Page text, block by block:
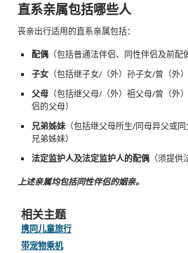
直系亲属包括哪些人
丧亲出行适用的直系亲属包括：
配偶 （包括普通法伴侣、同性伴侣及前配
子女 （包括继子女/（外）孙子女/曾（外）
父母 （包括继父母/（外）祖父母/曾（外
侣的父母）
兄弟姊妹 （包括继父母所生/同母异父或
兄弟姊妹）
法定监护人及法定监护人的配偶 （须提供
上述亲属均包括同性伴侣的姻亲。
相关主题
携同儿童旅行
带宠物乘机